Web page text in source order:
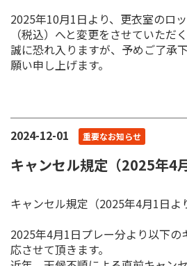
2025年10月1日より、更衣室のロ
（税込）へと変更をさせていただ
誠に恐れ入りますが、予めご了承
願い申し上げます。
2024-12-01 重要なお知らせ
キャンセル規定（2025年4
キャンセル規定（2025年4月1日よ
2025年4月1日プレー分より以下の
応させて頂きます。